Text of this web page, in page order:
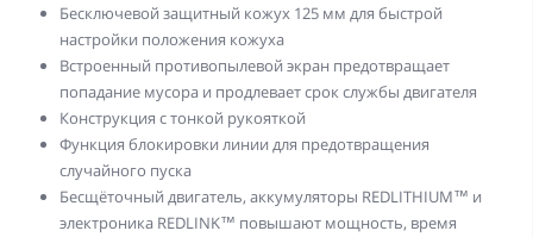
Бесключевой защитный кожух 125 мм для быстрой
настройки положения кожуха
Встроенный противопылевой экран предотвращает
попадание мусора и продлевает срок службы двигателя
Конструкция с тонкой рукояткой
Функция блокировки линии для предотвращения
случайного пуска
Бесщёточный двигатель, аккумуляторы REDLITHIUM™ и
электроника REDLINK™ повышают мощность, время